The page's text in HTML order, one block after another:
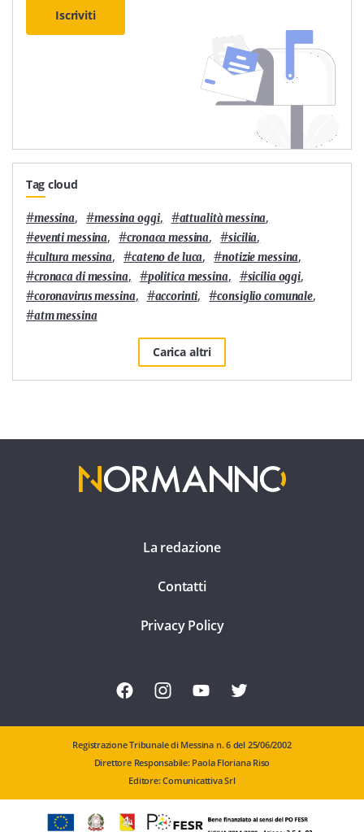
Iscriviti
Tag cloud
#messina, #messina oggi, #attualità messina,
#eventi messina, #cronaca messina, #sicilia,
#cultura messina, #cateno de luca, #notizie messina,
#cronaca di messina, #politica messina, #sicilia oggi,
#coronavirus messina, #accorinti, #consiglio comunale,
#atm messina
Carica altri
La redazione
Contatti
Privacy Policy
Registrazione Tribunale di Messina n. 6 del 25/06/2002
Direttore Responsabile: Paola Floriana Riso
Editore: Comunicattiva Srl